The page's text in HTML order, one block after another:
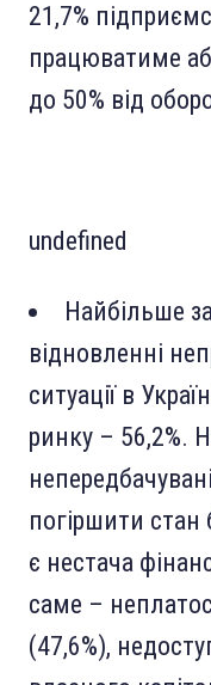
21,7%
працюватиме
до 50% від
undefined
Найбільше
відновленні
ситуації в
ринку – 56,2%.
погіршити
є нестача
саме –
(47,6%),